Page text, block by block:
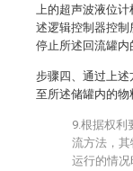
上的超声波液位
述逻辑控制器控制
停止所述回流罐内
步骤四、通过上
至所述储罐内的物
9.根据权利
流方法，
运行的情